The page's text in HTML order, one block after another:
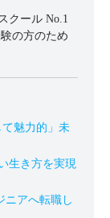
クール No.1
の方のため
て魅力的」未
生き方を実現
ニアへ転職し